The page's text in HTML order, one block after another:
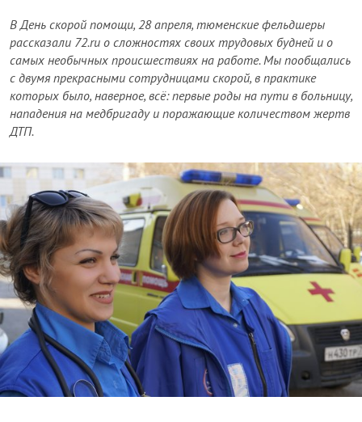
В День скорой помощи, 28 апреля, тюменские фельдшеры
рассказали 72.ru о сложностях своих трудовых будней и о
самых необычных происшествиях на работе. Мы пообщались
с двумя прекрасными сотрудницами скорой, в практике
которых было, наверное, всё: первые роды на пути в больницу,
нападения на медбригаду и поражающие количеством жертв
ДТП.